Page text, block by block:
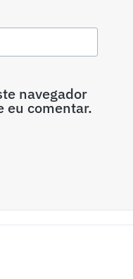
navegador
eu comentar.